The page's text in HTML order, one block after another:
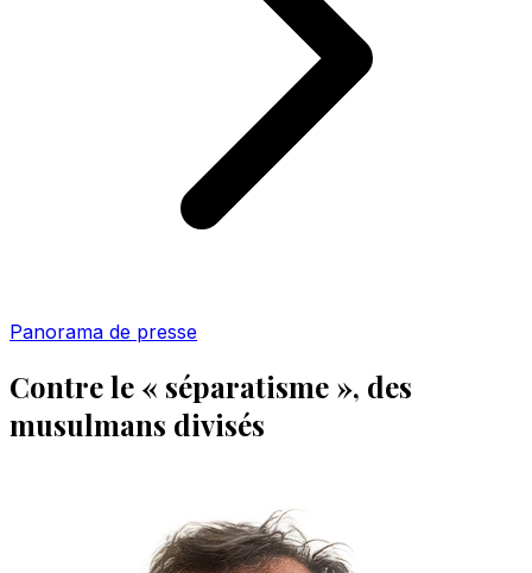
Panorama de presse
Contre le « séparatisme », des
musulmans divisés